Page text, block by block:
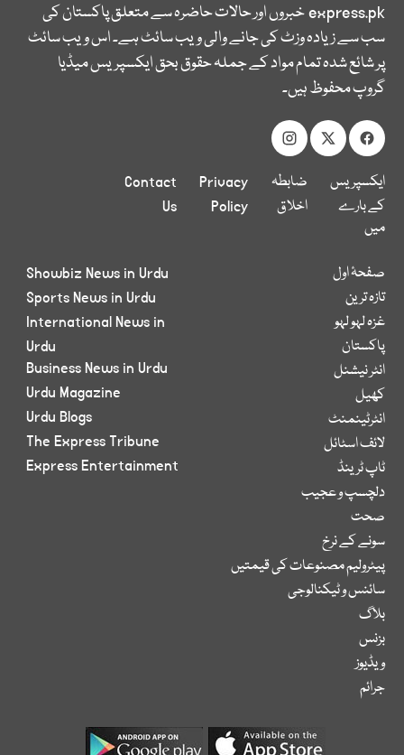
express.pkخبروں اور حالات حاضرہ سے متعلق پاکستان کی
سب سے زیادہ وزٹ کی جانے والی ویب سائٹ ہے۔ اس ویب سائٹ
پر شائع شدہ تمام مواد کے جملہ حقوق بحق ایکسپریس میڈیا
گروپ محفوظ ہیں۔
ایکسپریس
کے بارے
میں
ضابطہ
اخلاق
Privacy
Policy
Contact
Us
صفحۂ اول
تازہ ترین
غزہ لہو لہو
پاکستان
انٹر نیشنل
کھیل
انٹرٹینمنٹ
لائف اسٹائل
ٹاپ ٹرینڈ
دلچسپ و عجیب
صحت
سونے کے نرخ
پیٹرولیم مصنوعات کی قیمتیں
سائنس و ٹیکنالوجی
بلاگ
بزنس
ویڈیوز
جرائم
Showbiz News in Urdu
Sports News in Urdu
International News in
Urdu
Business News in Urdu
Urdu Magazine
Urdu Blogs
The Express Tribune
Express Entertainment